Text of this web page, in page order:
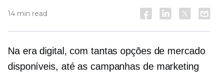
14 min read
Na era digital, com tantas opções de mercado
disponíveis, até as campanhas de marketing